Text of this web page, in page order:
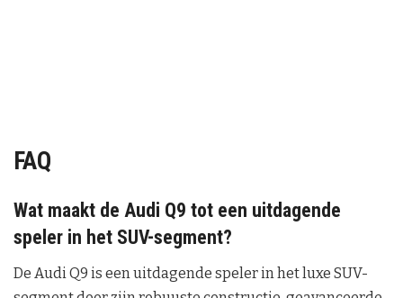
FAQ
Wat maakt de Audi Q9 tot een uitdagende
speler in het SUV-segment?
De Audi Q9 is een uitdagende speler in het luxe SUV-